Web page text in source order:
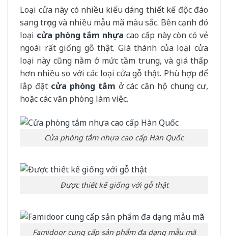
Loại cửa này có nhiều kiểu dáng thiết kế độc đáo
sang trọng và nhiều mẫu mã màu sắc. Bên cạnh đó
loại cửa phòng tắm nhựa cao cấp này còn có vẻ
ngoài rất giống gỗ thật. Giá thành của loại cửa
loại này cũng nằm ở mức tầm trung, và giá thấp
hơn nhiều so với các loại cửa gỗ thật. Phù hợp để
lắp đặt cửa phòng tắm ở các căn hộ chung cư,
hoặc các văn phòng làm việc.
Cửa phòng tắm nhựa cao cấp Hàn Quốc
Được thiết kế giống với gỗ thật
Famidoor cung cấp sản phẩm đa dạng mẫu mã